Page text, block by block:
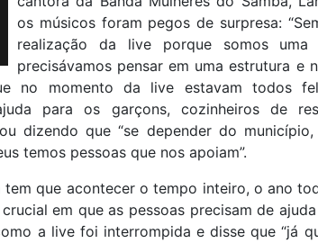
os músicos foram pegos de surpresa:
realização da live porque somos uma
precisávamos pensar em uma estrutura e
no momento da live estavam todos
para os garçons, cozinheiros de
dizendo que “se depender do
temos pessoas que nos apoiam”.
tem que acontecer o tempo inteiro, o ano
em que as pessoas precisam de ajuda
a live foi interrompida e disse que “já